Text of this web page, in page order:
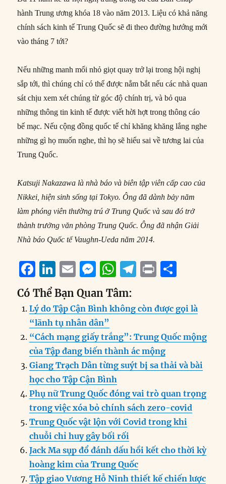
hành Trung ương khóa 18 vào năm 2013. Liệu có khả năng
chính sách kinh tế Trung Quốc sẽ đi theo đường hướng mới
vào tháng 7 tới?
Nếu những manh mối nhỏ giọt quay trở lại trong hội nghị
sắp tới, thì chúng chỉ có thể được nắm bắt nếu các nhà quan
sát chịu xem xét chúng từ góc độ chính trị, và bỏ qua
những thông tin kinh tế được viết hời hợt trong thông cáo
bế mạc. Nếu cộng đồng quốc tế chỉ khăng khăng lắng nghe
những gì họ muốn nghe, thì họ sẽ hiểu sai về tương lai của
Trung Quốc.
Katsuji Nakazawa là nhà báo và biên tập viên cấp cao của
Nikkei, hiện sinh sống tại Tokyo. Ông đã dành bảy năm
làm phóng viên thường trú ở Trung Quốc và sau đó trở
thành trưởng văn phòng Trung Quốc. Ông đã nhận Giải
Nhà báo Quốc tế Vaughn-Ueda năm 2014.
F
a
c
e
b
o
o
k
Li
n
k
e
d
I
n
E
m
ai
l
M
ss
e
n
g
er
W
h
at
s
A
p
p
T
e
g
r
a
m
P
n
t
re
Có Thể Bạn Quan Tâm:
Lý do Tập Cận Bình không còn được gọi là
“lãnh tụ nhân dân”
“Cách mạng giấy trắng”: Trung Quốc mộng
của Tập đang biến thành ác mộng
Giang Trạch Dân từng suýt bị sa thải và bài
học cho Tập Cận Bình
Phụ nữ Trung Quốc đóng vai trò quan trọng
trong việc xóa bỏ chính sách zero-covid
Trung Quốc vật lộn với Covid trong khi
chuỗi chỉ huy gây bối rối
Jack Ma sụp đổ đánh dấu hồi kết cho thời kỳ
hoàng kim của Trung Quốc
Tập giao Vương Hỗ Ninh thiết kế chiến lược